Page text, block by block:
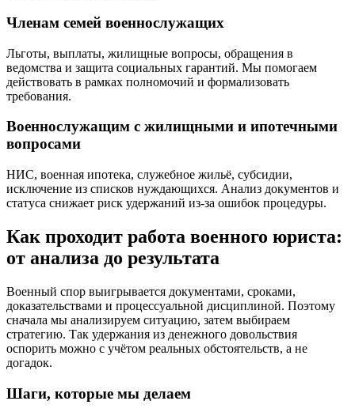
Членам семей военнослужащих
Льготы, выплаты, жилищные вопросы, обращения в
ведомства и защита социальных гарантий. Мы помогаем
действовать в рамках полномочий и формализовать
требования.
Военнослужащим с жилищными и ипотечными
вопросами
НИС, военная ипотека, служебное жильё, субсидии,
исключение из списков нуждающихся. Анализ документов и
статуса снижает риск удержаний из-за ошибок процедуры.
Как проходит работа военного юриста:
от анализа до результата
Военный спор выигрывается документами, сроками,
доказательствами и процессуальной дисциплиной. Поэтому
сначала мы анализируем ситуацию, затем выбираем
стратегию. Так удержания из денежного довольствия
оспорить можно с учётом реальных обстоятельств, а не
догадок.
Шаги, которые мы делаем